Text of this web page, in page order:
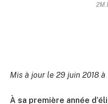
Mis à jour le 29 juin 2018 à
À sa première année